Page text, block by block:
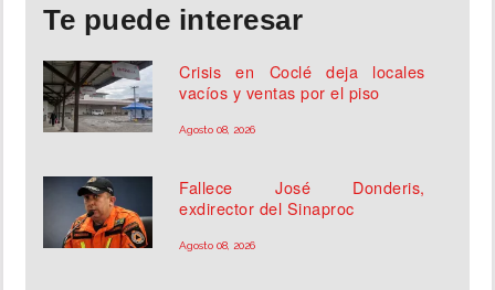
Te puede interesar
Crisis en Coclé deja locales
vacíos y ventas por el piso
Agosto 08, 2026
Fallece José Donderis,
exdirector del Sinaproc
Agosto 08, 2026